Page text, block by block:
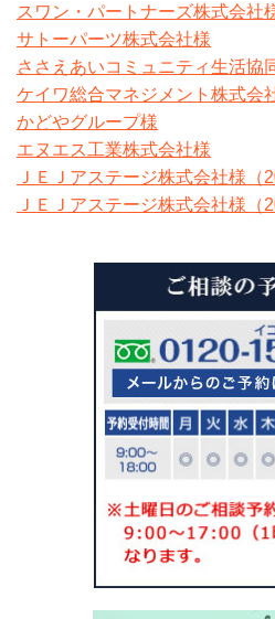
スワン・パートナーズ株式会社
サトーパーツ株式会社様
ささえあいコミュニティ生活協
ケイワ総合マネジメント株式会
かどやグループ様
エヌエス工業株式会社様
ＪＥＪアステージ株式会社様（
ＪＥＪアステージ株式会社様（